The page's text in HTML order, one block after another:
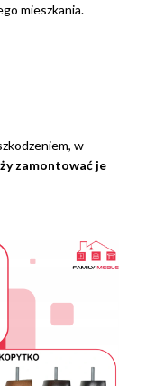
mieszkania.
w
zamontować je